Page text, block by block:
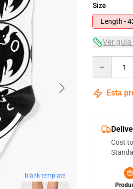
blank template
Size
Length -
Ver
Esta
Cost